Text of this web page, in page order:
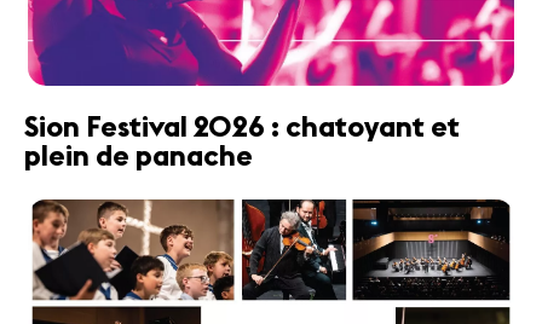
Sion Festival 2026 : chatoyant et
plein de panache